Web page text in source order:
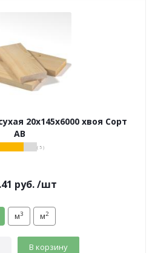
20х145х6000 хвоя Сорт
АВ
( 5 )
руб./шт
м3 м2
В корзину